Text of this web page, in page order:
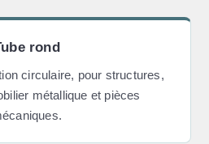
rond
circulaire, pour structures,
métallique et pièces